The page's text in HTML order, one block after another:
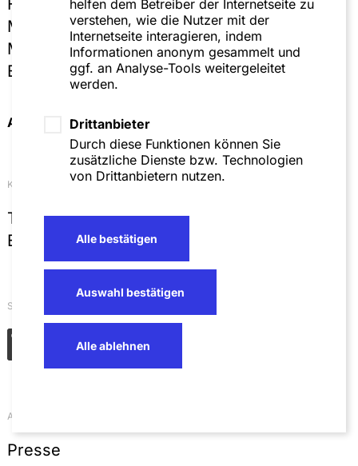
Frankfurt
Mannheim
München
Brüssel
Anfahrt & Kontakt
Kontakt
T
+49 621 4257 0
E
info@sza.de
Soziale Netzwerke
Aktuelles
Presse
helfen dem Betreiber der Internetseite zu
verstehen, wie die Nutzer mit der
Internetseite interagieren, indem
Informationen anonym gesammelt und
ggf. an Analyse-Tools weitergeleitet
werden.
Drittanbieter
Durch diese Funktionen können Sie
zusätzliche Dienste bzw. Technologien
von Drittanbietern nutzen.
Alle bestätigen
Auswahl bestätigen
Alle ablehnen